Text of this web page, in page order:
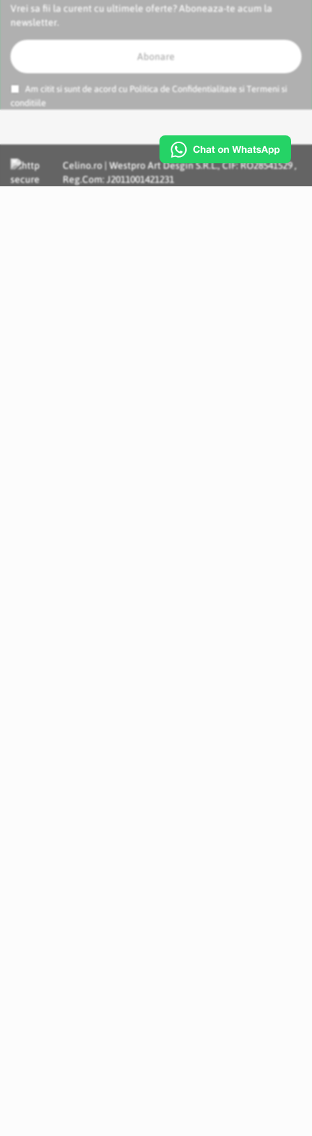
Vrei sa fii la curent cu ultimele oferte? Aboneaza-te acum la
newsletter.
Abonare
Am citit si sunt de acord cu Politica de Confidentialitate si
Termeni si
conditiile
Celino.ro | Westpro Art Desgin S.R.L., CIF: RO28541529 ,
Reg.Com: J2011001421231